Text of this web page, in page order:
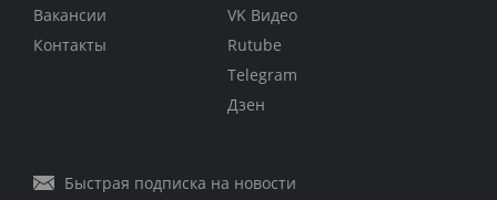
Вакансии
Контакты
VK Видео
Rutube
Telegram
Дзен
Быстрая подписка на новости